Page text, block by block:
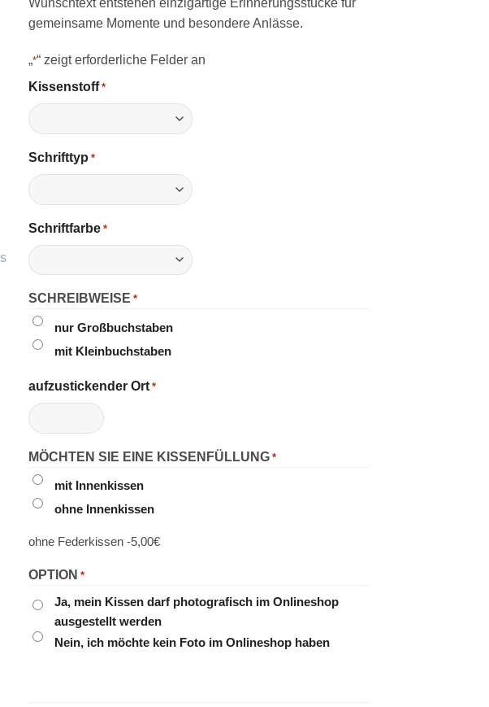
gemeinsame Momente und besondere Anlässe.
„*“ zeigt erforderliche Felder an
Kissenstoff *
Schrifttyp *
Schriftfarbe *
SCHREIBWEISE *
nur Großbuchstaben
mit Kleinbuchstaben
aufzustickender Ort *
MÖCHTEN SIE EINE KISSENFÜLLUNG *
mit Innenkissen
ohne Innenkissen
ohne Federkissen -5,00€
OPTION *
Ja, mein Kissen darf photografisch im Onlineshop
ausgestellt werden
Nein, ich möchte kein Foto im Onlineshop haben